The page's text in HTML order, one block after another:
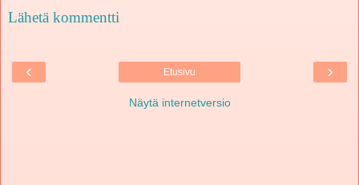
Lähetä kommentti
‹ ›
Etusivu
Näytä internetversio